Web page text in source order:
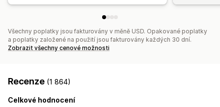
Všechny poplatky jsou fakturovány v měně USD. Opakované poplatky
a poplatky založené na použití jsou fakturovány každých 30 dní.
Zobrazit všechny cenové možnosti
Recenze (1 864)
Celkové hodnocení